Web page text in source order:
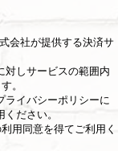
会社が提供する決済サ
対しサービスの範囲内
。
ライバシーポリシーに
ください。
用同意を得てご利用く